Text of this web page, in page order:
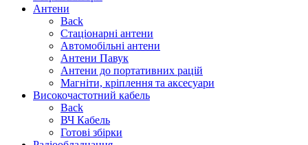
Антени
Back
Стаціонарні антени
Автомобільні антени
Антени Павук
Антени до портативних рацій
Магніти, кріплення та аксесуари
Високочастотний кабель
Back
ВЧ Кабель
Готові збірки